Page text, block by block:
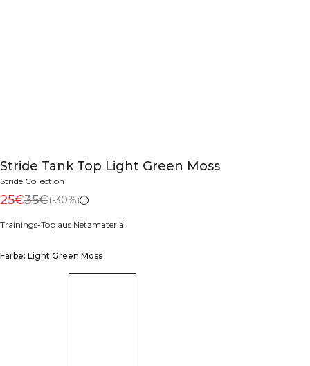
Stride Tank Top Light Green Moss
Stride Collection
25€35€(-30%)
Trainings-Top aus Netzmaterial.
Farbe: Light Green Moss